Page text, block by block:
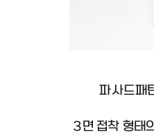
파사드패
3면 접착 형태